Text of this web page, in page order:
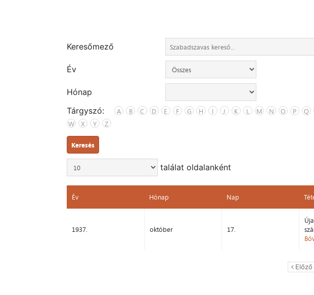
Keresőmező
Év
Hónap
Tárgyszó:
A B C D E F G H I J K L M N O P Q
W
X Y Z
Keresés
találat oldalanként
Év Hónap Nap
1937.
október 17.
Előző